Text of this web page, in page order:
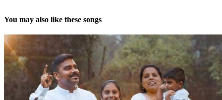
You may also like these songs